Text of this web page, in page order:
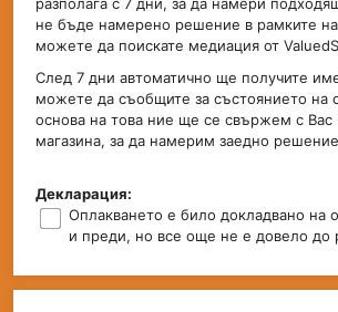
не бъде намерено решение в рамките
можете да поискате медиация от
След 7 дни автоматично ще получите
можете да съобщите за състоянието на
основа на това ние ще се свържем с Вас
магазина, за да намерим заедно
Декларация:
Оплакването е било докладвано на
и преди, но все още не е довело до